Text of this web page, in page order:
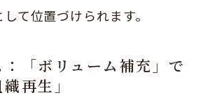
て位置づけられます。
「ボリューム補充」で
再生」